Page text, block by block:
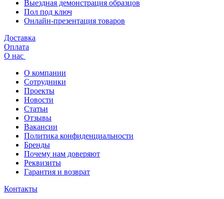
Выездная демонстрация образцов
Пол под ключ
Онлайн-презентация товаров
Доставка
Оплата
О нас
О компании
Сотрудники
Проекты
Новости
Статьи
Отзывы
Вакансии
Политика конфиденциальности
Бренды
Почему нам доверяют
Реквизиты
Гарантия и возврат
Контакты